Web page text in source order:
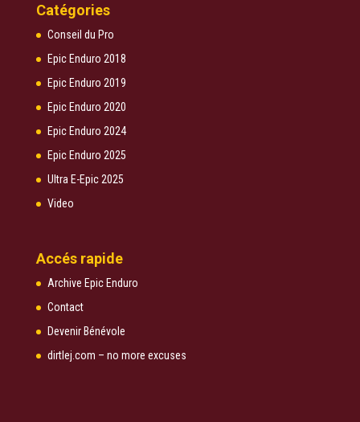
Catégories
Conseil du Pro
Epic Enduro 2018
Epic Enduro 2019
Epic Enduro 2020
Epic Enduro 2024
Epic Enduro 2025
Ultra E-Epic 2025
Video
Accés rapide
Archive Epic Enduro
Contact
Devenir Bénévole
dirtlej.com – no more excuses